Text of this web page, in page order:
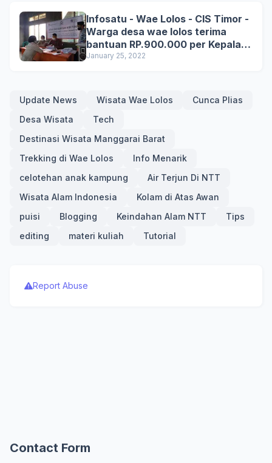
Infosatu - Wae Lolos - CIS Timor -
Warga desa wae lolos terima
bantuan RP.900.000 per Kepala
Keluarga.
January 25, 2022
Update News Wisata Wae Lolos
Cunca Plias
Desa Wisata
Tech
Destinasi Wisata Manggarai Barat
Trekking di Wae Lolos
Info Menarik
celotehan anak kampung
Air Terjun Di NTT
Wisata Alam Indonesia
Kolam di Atas Awan
puisi
Blogging Keindahan Alam NTT
Tips
editing
materi kuliah Tutorial
Report Abuse
Contact Form